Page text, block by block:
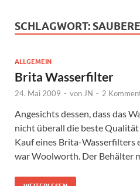
SCHLAGWORT:
ALLGEMEIN
Brita Wasserfilter
24. Mai 2009 - von JN - 2
Angesichts dessen, dass das
nicht überall die beste
Kauf eines Brita-Wasserfilters
war Woolworth. Der Behälter